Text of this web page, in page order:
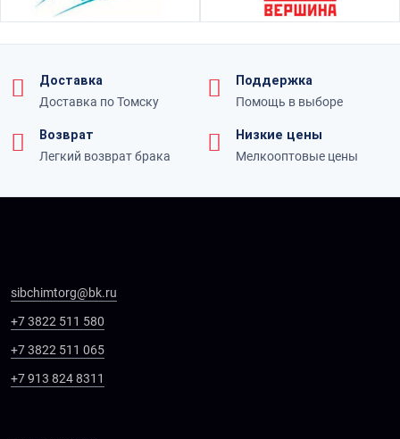
Доставка
Доставка по Томску
Поддержка
Помощь в выборе
Возврат
Легкий возврат брака
Низкие цены
Мелкооптовые цены
sibchimtorg@bk.ru
+7 3822 511 580
+7 3822 511 065
+7 913 824 8311